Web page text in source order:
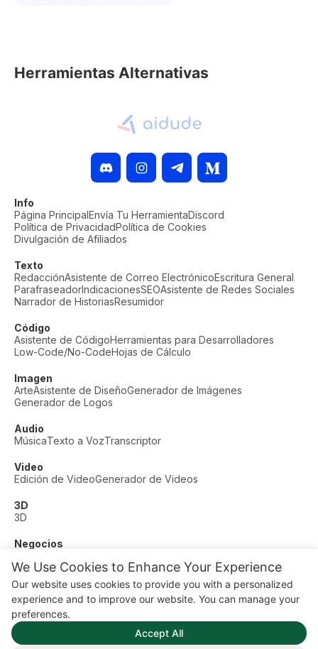
We Use Cookies to Enhance Your Experience
Our website uses cookies to provide you with a personalized
experience and to improve our website. You can manage your
preferences.
Accept All
Herramientas Alternativas
Info
Página PrincipalEnvía Tu HerramientaDiscord
Política de PrivacidadPolítica de Cookies
Divulgación de Afiliados
Texto
RedacciónAsistente de Correo ElectrónicoEscritura General
ParafraseadorIndicacionesSEOAsistente de Redes Sociales
Narrador de HistoriasResumidor
Código
Asistente de CódigoHerramientas para Desarrolladores
Low-Code/No-CodeHojas de Cálculo
Imagen
ArteAsistente de DiseñoGenerador de Imágenes
Generador de Logos
Audio
MúsicaTexto a VozTranscriptor
Video
Edición de VideoGenerador de Videos
3D
3D
Negocios
Otros
Educación Fitness
© AI Dude, on your service since 2023. All rights reserved.
Manage Cookies
Algunos enlaces en este sitio son enlaces de afiliado. Esto